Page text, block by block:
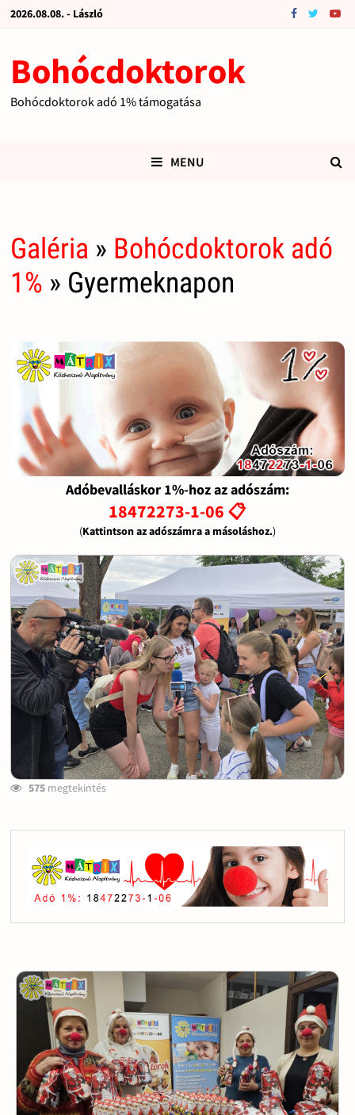
2026.08.08. - László
Bohócdoktorok
Bohócdoktorok adó 1% támogatása
MENU
Galéria » Bohócdoktorok adó
1% » Gyermeknapon
Adóbevalláskor 1%-hoz az adószám:
18472273-1-06 📋
(Kattintson az adószámra a másoláshoz.)
575megtekintés